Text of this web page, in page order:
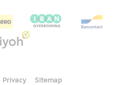
Privacy Sitemap